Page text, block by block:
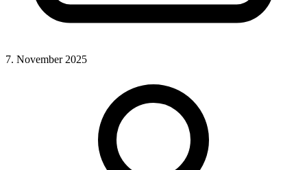
7. November 2025